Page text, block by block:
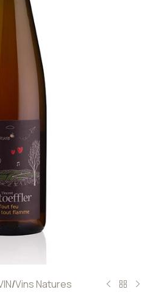
/Vins Natures